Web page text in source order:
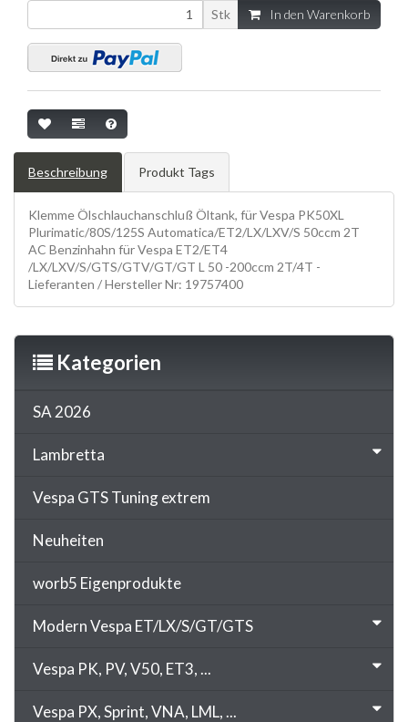
Stk In den Warenkorb
Beschreibung Produkt Tags
Klemme Ölschlauchanschluß Öltank, für Vespa PK50XL
Plurimatic/80S/125S Automatica/ET2/LX/LXV/S 50ccm 2T
AC Benzinhahn für Vespa ET2/ET4
/LX/LXV/S/GTS/GTV/GT/GT L 50 -200ccm 2T/4T -
Lieferanten / Hersteller Nr: 19757400
Kategorien
SA 2026
Lambretta
Vespa GTS Tuning extrem
Neuheiten
worb5 Eigenprodukte
Modern Vespa ET/LX/S/GT/GTS
Vespa PK, PV, V50, ET3, ...
Vespa PX, Sprint, VNA, LML, ...